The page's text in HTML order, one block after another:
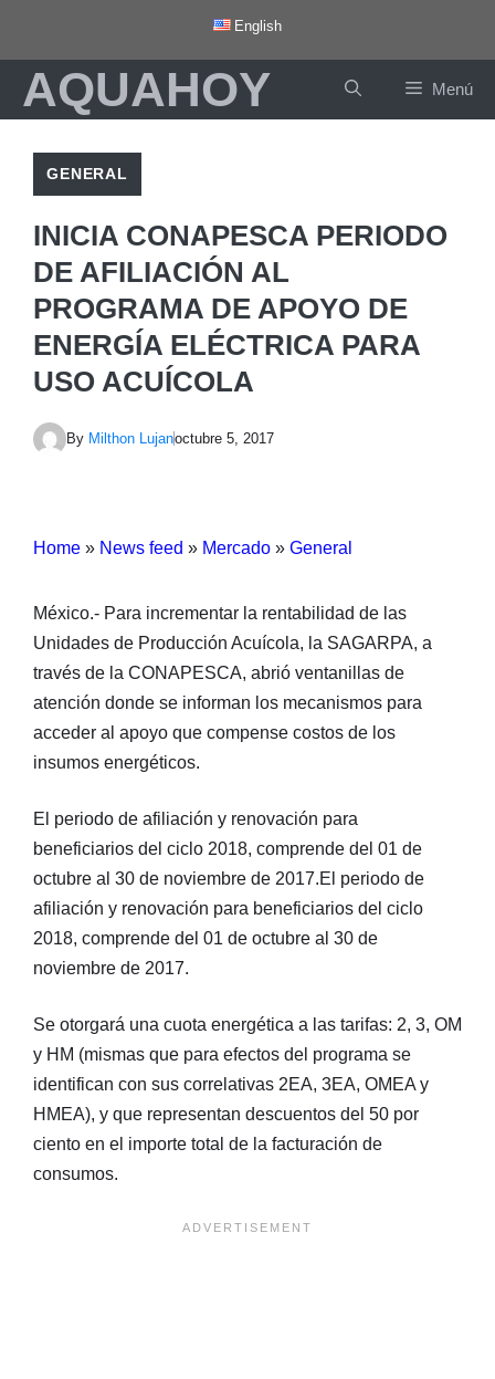
contenido
English
AQUAHOY Menú
GENERAL
INICIA CONAPESCA PERIODO
DE AFILIACIÓN AL
PROGRAMA DE APOYO DE
ENERGÍA ELÉCTRICA PARA
USO ACUÍCOLA
By Milthon Lujanoctubre 5, 2017
Home » News feed » Mercado » General
México.- Para incrementar la rentabilidad de las
Unidades de Producción Acuícola, la SAGARPA, a
través de la CONAPESCA, abrió ventanillas de
atención donde se informan los mecanismos para
acceder al apoyo que compense costos de los
insumos energéticos.
El periodo de afiliación y renovación para
beneficiarios del ciclo 2018, comprende del 01 de
octubre al 30 de noviembre de 2017.El periodo de
afiliación y renovación para beneficiarios del ciclo
2018, comprende del 01 de octubre al 30 de
noviembre de 2017.
Se otorgará una cuota energética a las tarifas: 2, 3, OM
y HM (mismas que para efectos del programa se
identifican con sus correlativas 2EA, 3EA, OMEA y
HMEA), y que representan descuentos del 50 por
ciento en el importe total de la facturación de
consumos.